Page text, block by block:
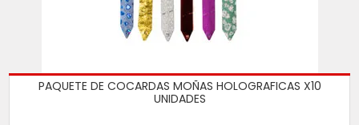
PAQUETE DE COCARDAS MOÑAS HOLOGRAFICAS X10
UNIDADES